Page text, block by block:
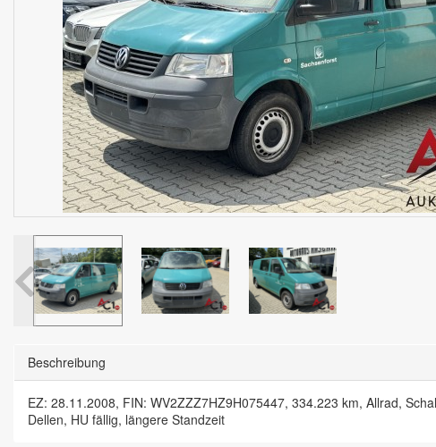
Beschreibung
EZ: 28.11.2008, FIN: WV2ZZZ7HZ9H075447, 334.223 km, Allrad,
Dellen, HU fällig, längere Standzeit